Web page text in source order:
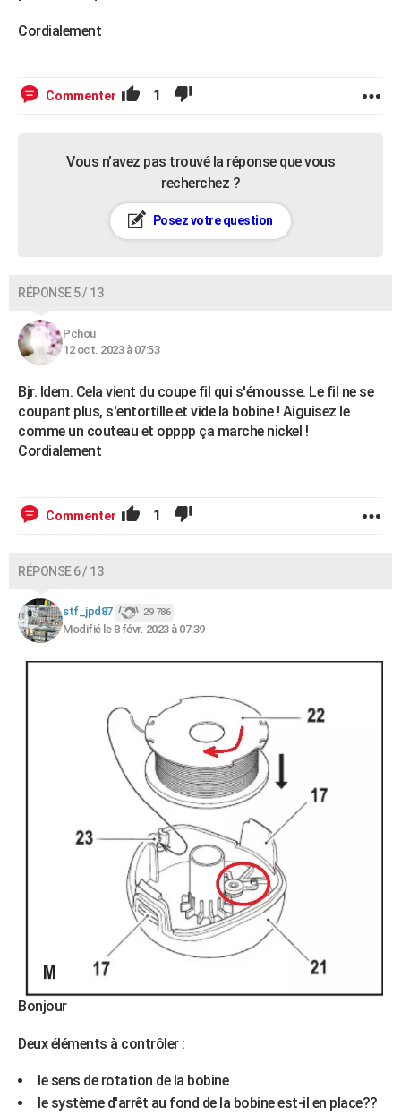
Cordialement
Commenter 1
Vous n’avez pas trouvé la réponse que vous
recherchez ?
Posez votre question
RÉPONSE 5 / 13
Pchou
12 oct. 2023 à 07:53
Bjr. Idem. Cela vient du coupe fil qui s'émousse. Le fil ne se
coupant plus, s'entortille et vide la bobine ! Aiguisez le
comme un couteau et opppp ça marche nickel !
Cordialement
Commenter 1
RÉPONSE 6 / 13
stf_jpd87 29 786
Modifié le 8 févr. 2023 à 07:39
Bonjour
Deux éléments à contrôler :
le sens de rotation de la bobine
le système d'arrêt au fond de la bobine est-il en place??